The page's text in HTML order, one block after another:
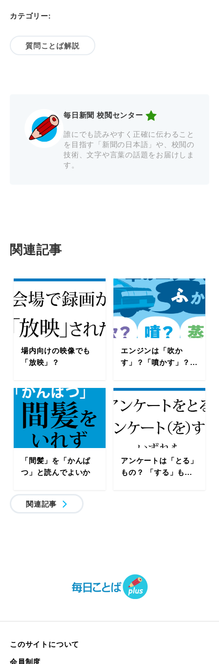
カテゴリー:
質問ことば解説
毎日新聞 校閲センター
誰にでも読みやすく正確に伝わること
を目指す「新聞の日本語」や、校閲の
技術、文字や言葉の話題をお届けしま
す。
関連記事
場内向けの映像でも
「放映」？
エンジンは「吹か
す」？「噴かす」？...
「間髪」を「かんぱ
つ」と読んでよいか
アンケートは「とる」
もの？ 「する」も...
関連記事
このサイトについて
会員制度